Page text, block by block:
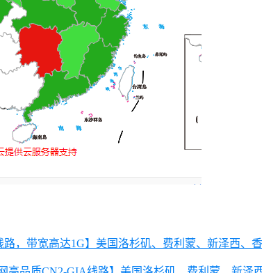
，带宽高达1G】美国洛杉矶、费利蒙、新泽西、